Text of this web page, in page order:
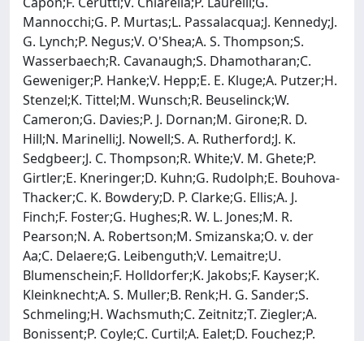
Mannocchi;G. P. Murtas;L. Passalacqua;J. Kennedy;J.
G. Lynch;P. Negus;V. O'Shea;A. S. Thompson;S.
Wasserbaech;R. Cavanaugh;S. Dhamotharan;C.
Geweniger;P. Hanke;V. Hepp;E. E. Kluge;A. Putzer;H.
Stenzel;K. Tittel;M. Wunsch;R. Beuselinck;W.
Cameron;G. Davies;P. J. Dornan;M. Girone;R. D.
Hill;N. Marinelli;J. Nowell;S. A. Rutherford;J. K.
Sedgbeer;J. C. Thompson;R. White;V. M. Ghete;P.
Girtler;E. Kneringer;D. Kuhn;G. Rudolph;E. Bouhova-
Thacker;C. K. Bowdery;D. P. Clarke;G. Ellis;A. J.
Finch;F. Foster;G. Hughes;R. W. L. Jones;M. R.
Pearson;N. A. Robertson;M. Smizanska;O. v. der
Aa;C. Delaere;G. Leibenguth;V. Lemaitre;U.
Blumenschein;F. Holldorfer;K. Jakobs;F. Kayser;K.
Kleinknecht;A. S. Muller;B. Renk;H. G. Sander;S.
Schmeling;H. Wachsmuth;C. Zeitnitz;T. Ziegler;A.
Bonissent;P. Coyle;C. Curtil;A. Ealet;D. Fouchez;P.